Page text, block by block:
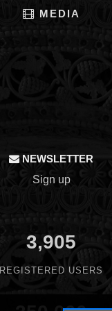
MEDIA
NEWSLETTER
Sign up
3,905
REGISTERED USERS